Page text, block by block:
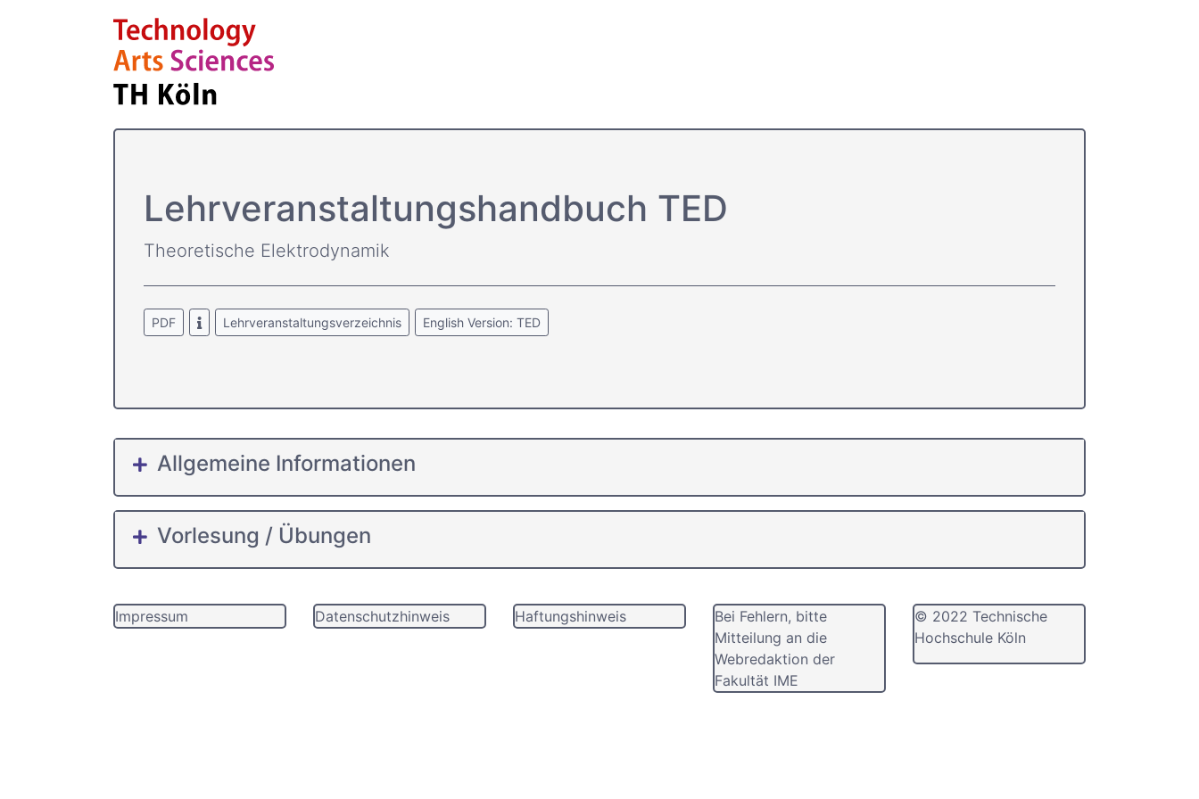
Lehrver­anstaltungs­handbuch TED
Theoretische Elektrodynamik
PDF Lehrveranstaltungsverzeichnis English Version: TED
Allgemeine Informationen
Vorlesung / Übungen
Impressum Datenschutzhinweis Haftungshinweis
Bei Fehlern, bitte
Mitteilung an die
Webredaktion der
Fakultät IME
© 2022 Technische
Hochschule Köln